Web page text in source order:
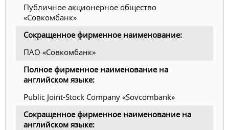
Публичное акционерное общество
«Совкомбанк»
Сокращенное фирменное наименование:
ПАО «Совкомбанк»
Полное фирменное наименование на
английском языке:
Public Joint-Stock Company «Sovcombank»
Сокращенное фирменное наименование на
английском языке: